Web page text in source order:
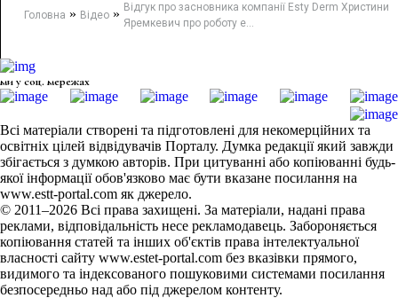
Головна » Відео» Відгук про засновника компанії Esty Derm Христини
Яремкевич про роботу e...
ми у соц. мережах
Всі матеріали створені та підготовлені для некомерційних та
освітніх цілей відвідувачів Порталу. Думка редакції який завжди
збігається з думкою авторів. При цитуванні або копіюванні будь-
якої інформації обов'язково має бути вказане посилання на
www.estt-portal.com як джерело.
© 2011–2026 Всі права захищені. За матеріали, надані права
реклами, відповідальність несе рекламодавець. Забороняється
копіювання статей та інших об'єктів права інтелектуальної
власності сайту www.estet-portal.com без вказівки прямого,
видимого та індексованого пошуковими системами посилання
безпосередньо над або під джерелом контенту.